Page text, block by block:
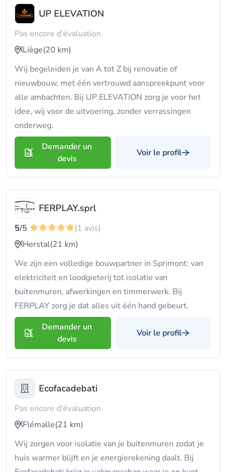
UP ELEVATION
Pas encore d'évaluation
Liège(20 km)
Wij begeleiden je van A tot Z bij renovatie of
nieuwbouw, met één vertrouwd aanspreekpunt voor
alle ambachten. Bij UP ELEVATION zorg je voor het
idee, wij voor de uitvoering, zonder verrassingen
onderweg.
Demander un
devis
Voir le profil
FERPLAY.sprl
5/5
(1 avis)
Herstal(21 km)
We zijn een volledige bouwpartner in Sprimont: van
elektriciteit en loodgieterij tot isolatie van
buitenmuren, afwerkingen en timmerwerk. Bij
FERPLAY zorg je dat alles uit één hand gebeurt.
Demander un
devis
Voir le profil
Ecofacadebati
Pas encore d'évaluation
Flémalle(21 km)
Wij zorgen voor isolatie van je buitenmuren zodat je
huis warmer blijft en je energierekening daalt. Bij